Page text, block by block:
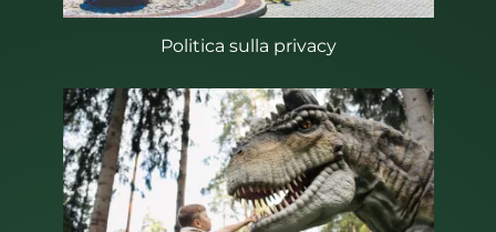
Politica sulla privacy